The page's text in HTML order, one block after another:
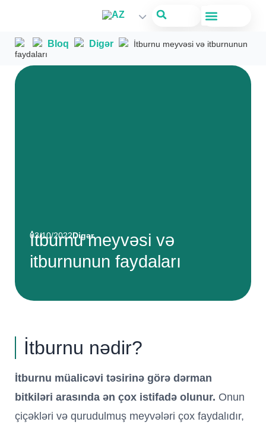
Bloq Digər
İtburnu meyvəsi və itburnunun
faydaları
03/10/2022Digər
İtburnu meyvəsi və
itburnunun faydaları
İtburnu nədir?
İtburnu müalicəvi təsirinə görə dərman
bitkiləri arasında ən çox istifadə olunur. Onun
çiçəkləri və qurudulmuş meyvələri çox faydalıdır,